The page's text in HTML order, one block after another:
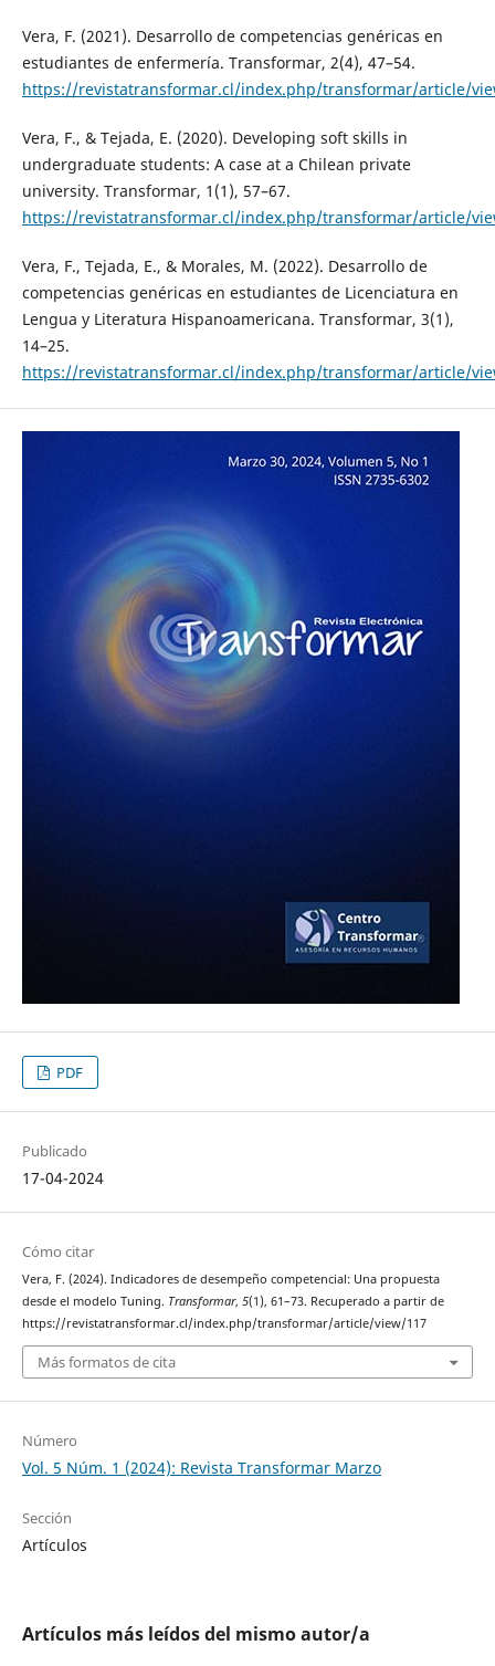
Vera, F. (2021). Desarrollo de competencias genéricas en
estudiantes de enfermería. Transformar, 2(4), 47–54.
https://revistatransformar.cl/index.php/transformar/article/
Vera, F., & Tejada, E. (2020). Developing soft skills in
undergraduate students: A case at a Chilean private
university. Transformar, 1(1), 57–67.
https://revistatransformar.cl/index.php/transformar/article/
Vera, F., Tejada, E., & Morales, M. (2022). Desarrollo de
competencias genéricas en estudiantes de Licenciatura en
Lengua y Literatura Hispanoamericana. Transformar, 3(1),
14–25.
https://revistatransformar.cl/index.php/transformar/article/
PDF
Publicado
17-04-2024
Cómo citar
Vera, F. (2024). Indicadores de desempeño competencial: Una propuesta
desde el modelo Tuning. Transformar, 5(1), 61–73. Recuperado a partir de
https://revistatransformar.cl/index.php/transformar/article/view/117
Más formatos de cita
Número
Vol. 5 Núm. 1 (2024): Revista Transformar Marzo
Sección
Artículos
Artículos más leídos del mismo autor/a